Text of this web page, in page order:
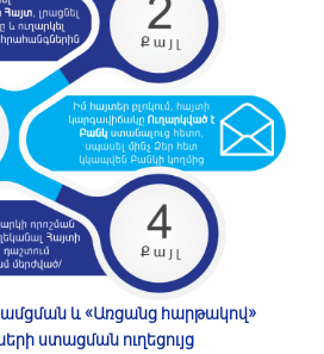
և «Առցանց հարթակով»
ստացման ուղեցույց